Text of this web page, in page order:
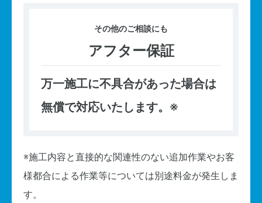
その他のご相談にも
アフター保証
万一施工に不具合があった場合は
無償で対応いたします。※
※施工内容と直接的な関連性のない追加作業やお客
様都合による作業等については別途料金が発生しま
す。